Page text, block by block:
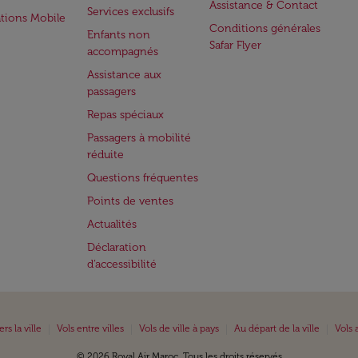
Mobile
Services exclusifs
Enfants non
accompagnés
Assistance aux
passagers
Repas spéciaux
Passagers à mobilité
réduite
Questions fréquentes
Points de ventes
Actualités
Déclaration
d’accessibilité
Assistance & Contact
Conditions générales
Safar Flyer
la ville Vols entre villes Vols de ville à pays Au départ de la ville Vols